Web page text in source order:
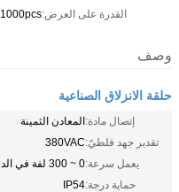
القدرة على العرض:1000pcs شهريا
وصف
حلقة الانزلاق الصناعية
إتصال مادة:المعادن الثمينة
تقدير جهد فلطيّ:380VAC
يعمل سرعة:0 ~ 300 لفة في الدقيقة
حماية درجة:IP54